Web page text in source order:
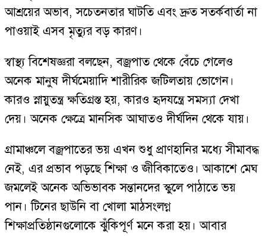
আশ্রয়ের অভাব, সচেতনতার ঘাটতি এবং দ্রুত সতর্কবার্তা না
পাওয়াই এসব মৃত্যুর বড় কারণ।
স্বাস্থ্য বিশেষজ্ঞরা বলছেন, বজ্রপাত থেকে বেঁচে গেলেও
অনেক মানুষ দীর্ঘমেয়াদি শারীরিক জটিলতায় ভোগেন।
কারও স্নায়ুতন্ত্র ক্ষতিগ্রস্ত হয়, কারও হৃদযন্ত্রে সমস্যা দেখা
দেয়। অনেক ক্ষেত্রে মানসিক আঘাতও দীর্ঘদিন থেকে যায়।
গ্রামাঞ্চলে বজ্রপাতের ভয় এখন শুধু প্রাণহানির মধ্যে সীমাবদ্ধ
নেই, এর প্রভাব পড়ছে শিক্ষা ও জীবিকাতেও। আকাশে মেঘ
জমলেই অনেক অভিভাবক সন্তানদের স্কুলে পাঠাতে ভয়
পান। টিনের ছাউনি বা খোলা মাঠসংলগ্ন
শিক্ষাপ্রতিষ্ঠানগুলোকে ঝুঁকিপূর্ণ মনে করা হয়। আবার